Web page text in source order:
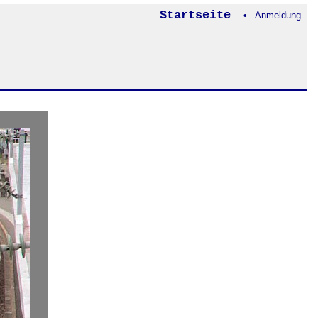
Startseite • Anmeldung